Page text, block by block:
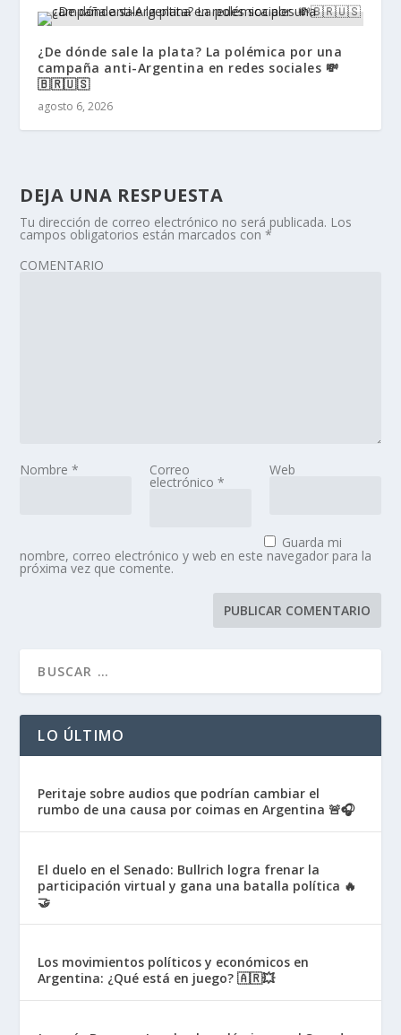
¿De dónde sale la plata? La polémica por una
campaña anti-Argentina en redes sociales 💸
🇧🇷🇺🇸
agosto 6, 2026
DEJA UNA RESPUESTA
Tu dirección de correo electrónico no será publicada. Los
campos obligatorios están marcados con*
COMENTARIO
Nombre* Correo
electrónico *
Web
Guarda mi
nombre, correo electrónico y web en este navegador para la
próxima vez que comente.
LO ÚLTIMO
Peritaje sobre audios que podrían cambiar el
rumbo de una causa por coimas en Argentina 🚨🎧
El duelo en el Senado: Bullrich logra frenar la
participación virtual y gana una batalla política 🔥
🤝
Los movimientos políticos y económicos en
Argentina: ¿Qué está en juego? 🇦🇷💥